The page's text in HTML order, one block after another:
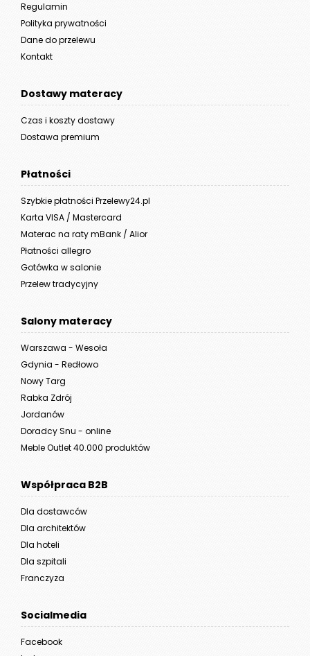
Regulamin
Polityka prywatności
Dane do przelewu
Kontakt
Dostawy materacy
Czas i koszty dostawy
Dostawa premium
Płatności
Szybkie płatności Przelewy24.pl
Karta VISA / Mastercard
Materac na raty mBank / Alior
Płatności allegro
Gotówka w salonie
Przelew tradycyjny
Salony materacy
Warszawa - Wesoła
Gdynia - Redłowo
Nowy Targ
Rabka Zdrój
Jordanów
Doradcy Snu - online
Meble Outlet 40.000 produktów
Współpraca B2B
Dla dostawców
Dla architektów
Dla hoteli
Dla szpitali
Franczyza
Socialmedia
Facebook